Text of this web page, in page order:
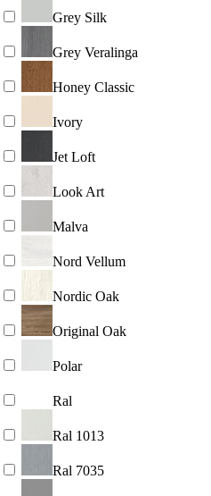
Grey Silk
Grey Veralinga
Honey Classic
Ivory
Jet Loft
Look Art
Malva
Nord Vellum
Nordic Oak
Original Oak
Polar
Ral
Ral 1013
Ral 7035